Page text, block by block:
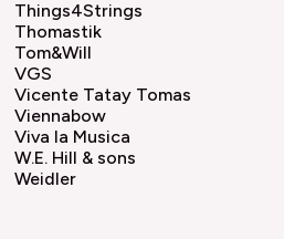
Things4Strings
Thomastik
Tom&Will
VGS
Vicente Tatay Tomas
Viennabow
Viva la Musica
W.E. Hill & sons
Weidler